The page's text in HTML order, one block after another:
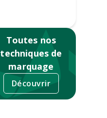
Toutes nos
techniques de
marquage
Découvrir